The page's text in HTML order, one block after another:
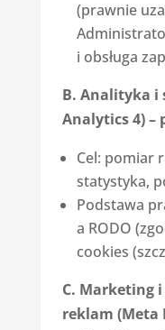
(prawnie
i obsługa
B. Analityka i
Analytics 4) –
Cel: pomiar
statystyka,
Podstawa
a RODO
cookies
C. Marketing
reklam (Meta